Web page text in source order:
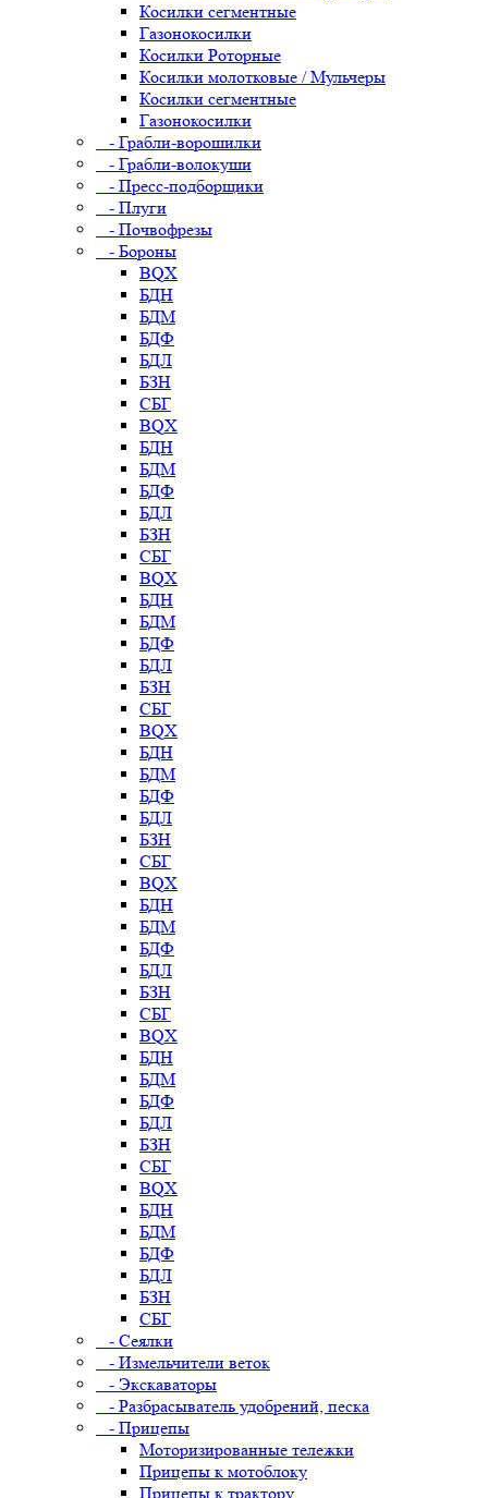
Косилки сегментные
Газонокосилки
Косилки Роторные
Косилки молотковые / Мульчеры
Косилки сегментные
Газонокосилки
- Грабли-ворошилки
- Грабли-волокуши
- Пресс-подборщики
- Плуги
- Почвофрезы
- Бороны
BQX
БДН
БДМ
БДФ
БДЛ
БЗН
СБГ
BQX
БДН
БДМ
БДФ
БДЛ
БЗН
СБГ
BQX
БДН
БДМ
БДФ
БДЛ
БЗН
СБГ
BQX
БДН
БДМ
БДФ
БДЛ
БЗН
СБГ
BQX
БДН
БДМ
БДФ
БДЛ
БЗН
СБГ
BQX
БДН
БДМ
БДФ
БДЛ
БЗН
СБГ
BQX
БДН
БДМ
БДФ
БДЛ
БЗН
СБГ
- Сеялки
- Измельчители веток
- Экскаваторы
- Разбрасыватель удобрений, песка
- Прицепы
Моторизированные тележки
Прицепы к мотоблоку
Прицепы к трактору